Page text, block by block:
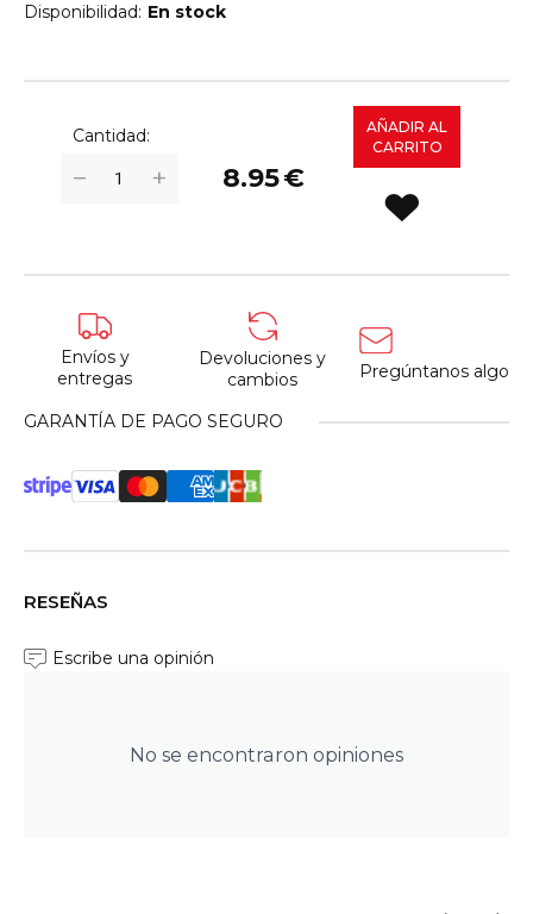
Disponibilidad: En stock
Cantidad:
+
− 8.95€
AÑADIR AL
CARRITO
Envíos y
entregas
Devoluciones y
cambios
Pregúntanos algo
GARANTÍA DE PAGO SEGURO
RESEÑAS
No se encontraron opiniones
Escribe una opinión